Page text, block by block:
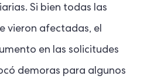
Si bien todas las
vieron afectadas, el
en las solicitudes
demoras para algunos